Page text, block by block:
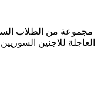
مجموعة من الطلاب
العاجلة للاجئين